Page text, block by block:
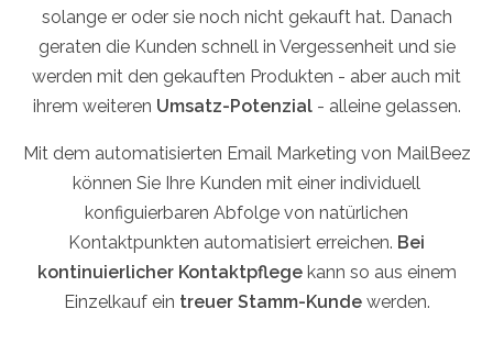
solange er oder sie noch nicht gekauft hat. Danach
geraten die Kunden schnell in Vergessenheit und sie
werden mit den gekauften Produkten - aber auch mit
ihrem weiteren Umsatz-Potenzial- alleine gelassen.
Mit dem automatisierten Email Marketing von MailBeez
können Sie Ihre Kunden mit einer individuell
konfiguierbaren Abfolge von natürlichen
Kontaktpunkten automatisiert erreichen. Bei
kontinuierlicher Kontaktpflegekann so aus einem
Einzelkauf ein treuer Stamm-Kundewerden.